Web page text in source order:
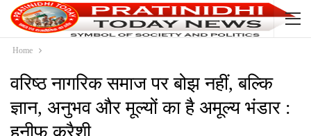
Home
वरिष्ठ नागरिक समाज पर बोझ नहीं, बल्कि
ज्ञान, अनुभव और मूल्यों का है अमूल्य भंडार :
हनीफ कुरैशी